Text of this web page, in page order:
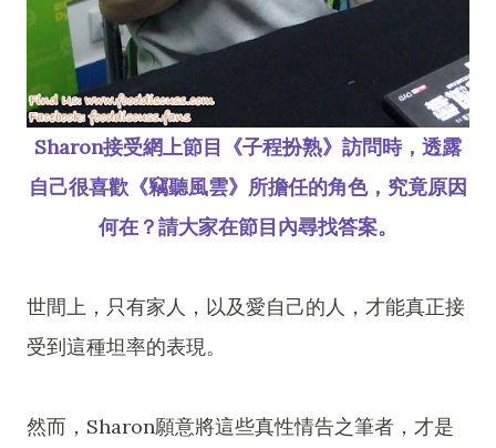
Sharon接受網上節目《子程扮熟》訪問時，透露
自己很喜歡《竊聽風雲》所擔任的角色，究竟原因
何在？請大家在節目內尋找答案。
世間上，只有家人，以及愛自己的人，才能真正接
受到這種坦率的表現。
然而，Sharon願意將這些真性情告之筆者，才是